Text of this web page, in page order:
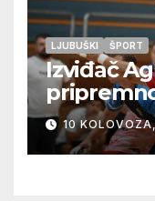
LJUBUŠKI ŠPORT
Izviđač
Metković
10